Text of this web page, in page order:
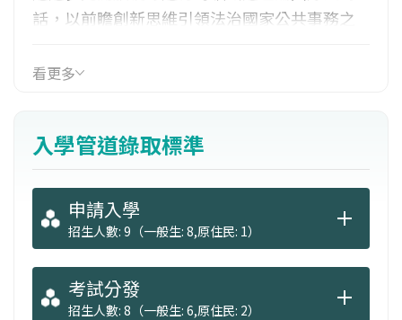
話，以前瞻創新思維引領法治國家公共事務之
方位菁英，以「培育具備公共視野與社會關懷
目標。
看更多
入學管道錄取標準
申請入學
招生人數: 9（一般生: 8,原住民: 1）
考試分發
招生人數: 8（一般生: 6,原住民: 2）